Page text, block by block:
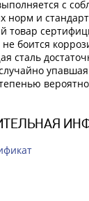
с
норм и
товар
боится
сталь